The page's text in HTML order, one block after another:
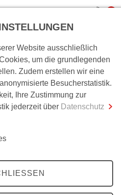
0,00 €
Zur Kasse
Website ausschließlich
um die grundlegenden
Zudem erstellen wir eine
Besucherstatistik.
Ihre Zustimmung zur
jederzeit über Datenschutz